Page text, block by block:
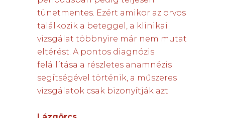
tünetmentes. Ezért amikor az orvos
találkozik a beteggel, a klinikai
vizsgálat többnyire már nem mutat
eltérést. A pontos diagnózis
felállítása a részletes anamnézis
segítségével történik, a műszeres
vizsgálatok csak bizonyítják azt.